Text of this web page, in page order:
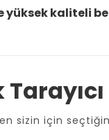
kaliteli
sizin için